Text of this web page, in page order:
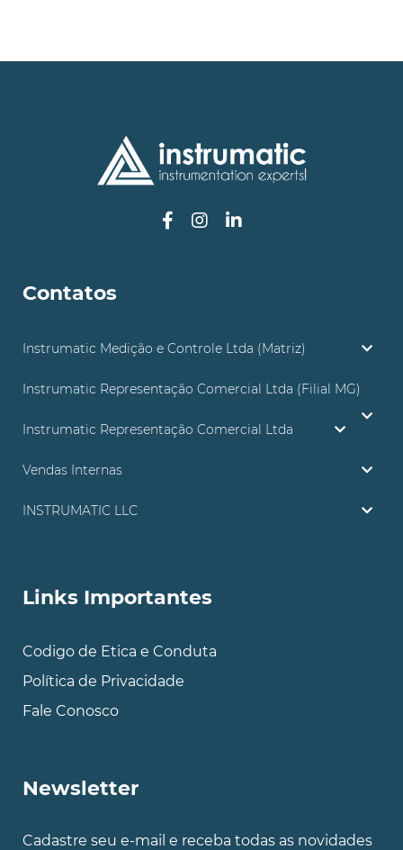
Contatos
Instrumatic Medição e Controle Ltda (Matriz)
Instrumatic Representação Comercial Ltda (Filial MG)
Instrumatic Representação Comercial Ltda
Vendas Internas
INSTRUMATIC LLC
Links Importantes
Codigo de Etica e Conduta
Política de Privacidade
Fale Conosco
Newsletter
Cadastre seu e-mail e receba todas as novidades